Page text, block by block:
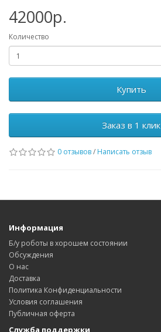
42000р.
Количество
Купить
Заказ в 1 клик
0 отзывов/ Написать отзыв
Информация
Б/у роботы в хорошем состоянии
Обсуждения
О нас
Доставка
Политика Конфиденциальности
Условия соглашения
Публичная оферта
Служба поддержки